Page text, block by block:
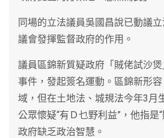
同場的立法議員吳國昌說已動議
議會發揮監督政府的作用。
議員區錦新質疑政府「賊佬試沙
事件，發起簽名運動。區錦新形
域，但在土地法、城規法今年3月
公眾懷疑“有Ｄ乜野利益”，他指是
政府缺乏政治智慧。